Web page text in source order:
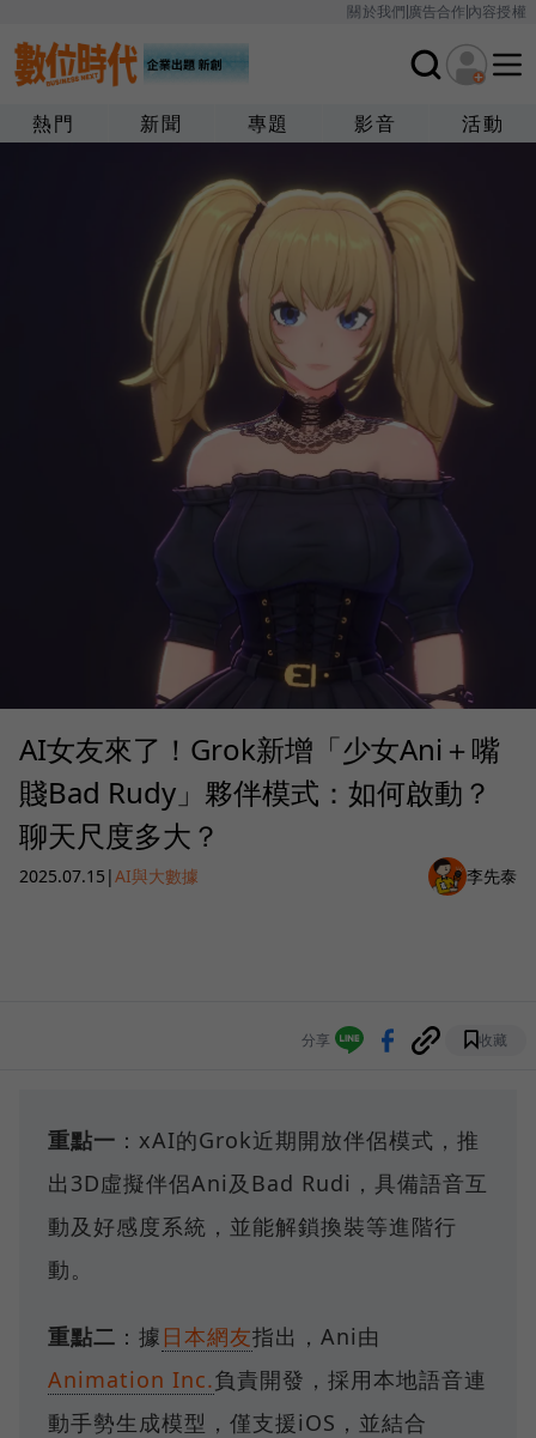
關於我們廣告合作內容授權
熱門 新聞 專題 影音 活動
AI女友來了！Grok新增「少女Ani＋嘴
賤Bad Rudy」夥伴模式：如何啟動？
聊天尺度多大？
2025.07.15 |AI與大數據 李先泰
分享 收藏
重點一 ：xAI的Grok近期開放伴侶模式，推
出3D虛擬伴侶Ani及Bad Rudi，具備語音互
動及好感度系統，並能解鎖換裝等進階行
動。
重點二 ：據 日本網友指出，Ani由
Animation Inc.負責開發，採用本地語音連
動手勢生成模型，僅支援iOS，並結合